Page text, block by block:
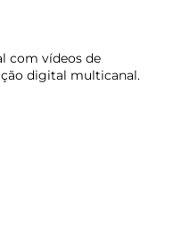
com vídeos de
digital multicanal.